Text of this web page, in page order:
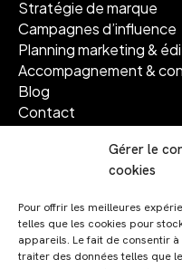
Gérer le
cookies
Pour offrir les meilleures
telles que les cookies pour
appareils. Le fait de consentir
traiter des données telles que
Stratégie de marque
Campagnes d’influence
Planning marketing &
Accompagnement &
Blog
Contact
Suivez-nous
Instagram
Linkedin